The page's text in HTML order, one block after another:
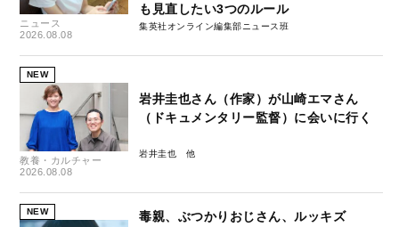
ニュース
2026.08.08
も見直したい3つのルール
集英社オンライン編集部ニュース班
NEW
教養・カルチャー
2026.08.08
岩井圭也さん（作家）が山崎エマさん
（ドキュメンタリー監督）に会いに行く
岩井圭也
NEW
毒親、ぶつかりおじさん、ルッキズ